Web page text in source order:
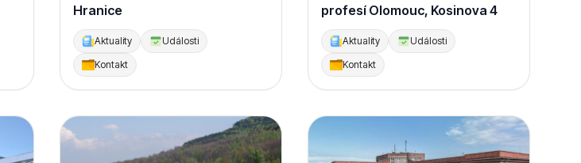
Hranice
Aktuality
Události
Kontakt
profesí Olomouc, Kosinova 4
Aktuality
Události
Kontakt